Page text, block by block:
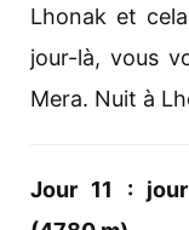
Lhonak et
jour-là, vous
Mera. Nuit à
Jour 11 :